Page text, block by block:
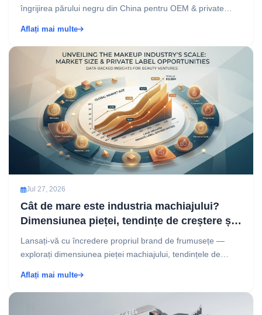
îngrijirea părului negru din China pentru OEM & private
Aflați mai multe
Jul 27, 2026
Cât de mare este industria machiajului?
Dimensiunea pieței, tendințe de creștere și
oportunități pentru mărci proprii
Lansați-vă cu încredere propriul brand de frumusețe —
explorați dimensiunea pieței machiajului, tendințele de
Aflați mai multe